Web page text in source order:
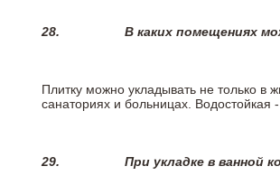
28. В каких помещениях
Плитку можно укладывать не только в
санаториях и больницах.
29. При укладке в ванной